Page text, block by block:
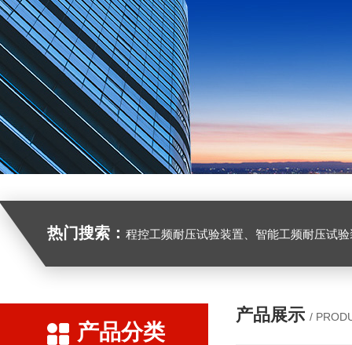
热门搜索： 程控工频耐压试验装置、智能工频耐压试验装置、工频耐压试验装置、工频耐压试验仪、工频耐压试验台、高压耐压试
产品分类
产品展示 /